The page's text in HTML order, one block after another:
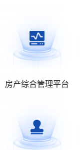
房产综合管理平台